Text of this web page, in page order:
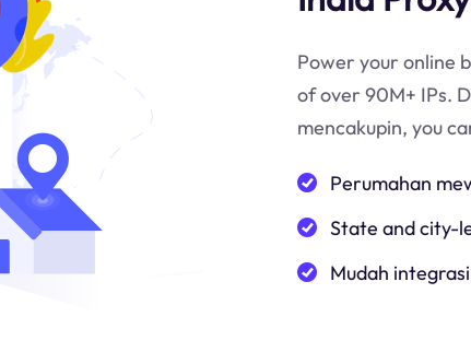
Power your online
of over 90M+ IPs.
mencakupin, you
Perumahan
State and city-
Mudah